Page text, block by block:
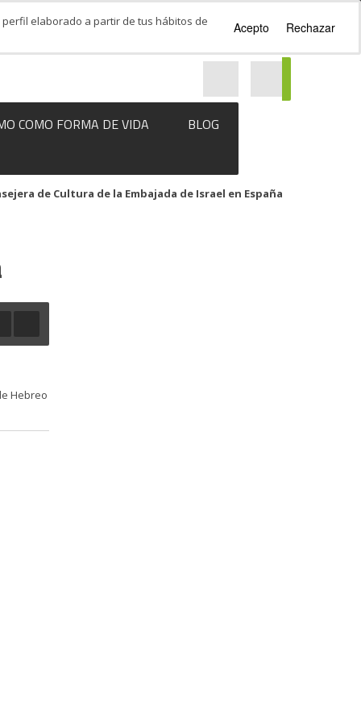
COMO FORMA DE VIDA BLOG
de Cultura de la Embajada de Israel en España
Hebreo
elaborado a partir de tus hábitos de
Acepto Rechazar